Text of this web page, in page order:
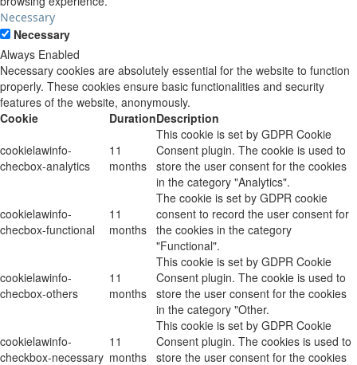
Necessary
Necessary
Always Enabled
Necessary cookies are absolutely essential for the website to function
properly. These cookies ensure basic functionalities and security
features of the website, anonymously.
Cookie
DurationDescription
cookielawinfo-
checbox-analytics
11
months
This cookie is set by GDPR Cookie
Consent plugin. The cookie is used to
store the user consent for the cookies
in the category "Analytics".
cookielawinfo-
checbox-functional
11
months
The cookie is set by GDPR cookie
consent to record the user consent for
the cookies in the category
"Functional".
cookielawinfo-
checbox-others
11
months
This cookie is set by GDPR Cookie
Consent plugin. The cookie is used to
store the user consent for the cookies
in the category "Other.
cookielawinfo-
checkbox-necessary
11
months
This cookie is set by GDPR Cookie
Consent plugin. The cookies is used to
store the user consent for the cookies